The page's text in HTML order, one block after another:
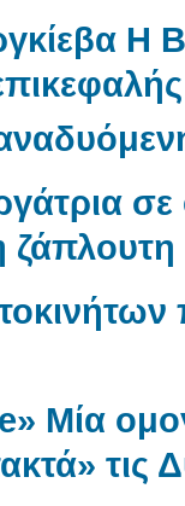
Η
ζάπλουτη
Μία
τις